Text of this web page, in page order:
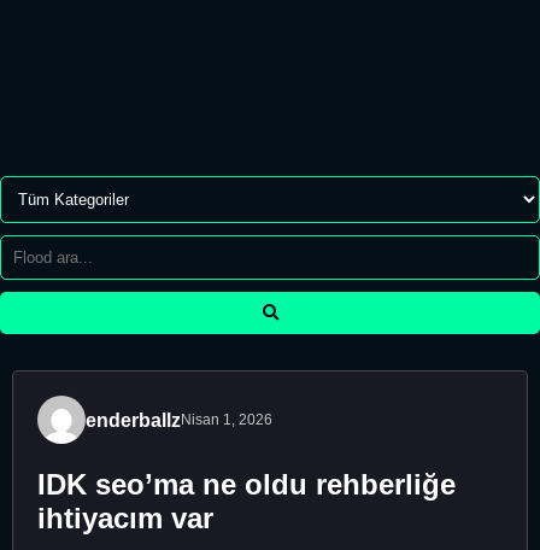
enderballzNisan 1, 2026
IDK seo’ma ne oldu rehberliğe
ihtiyacım var